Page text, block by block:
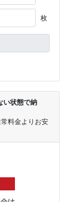
枚
い状態で納
料金よりお安